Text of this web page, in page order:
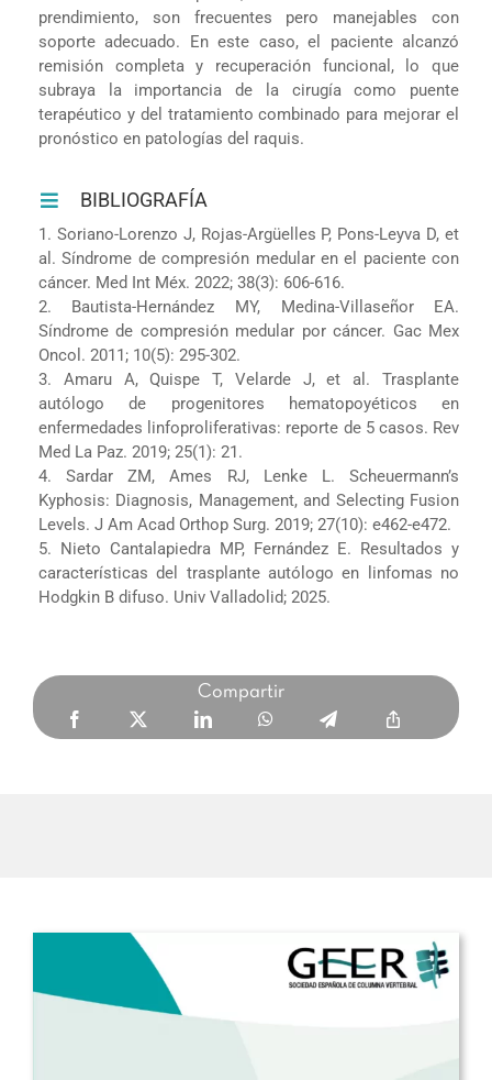
prendimiento, son frecuentes pero manejables con
soporte adecuado. En este caso, el paciente alcanzó
remisión completa y recuperación funcional, lo que
subraya la importancia de la cirugía como puente
terapéutico y del tratamiento combinado para mejorar el
pronóstico en patologías del raquis.
BIBLIOGRAFÍA
1. Soriano-Lorenzo J, Rojas-Argüelles P, Pons-Leyva D, et
al. Síndrome de compresión medular en el paciente con
cáncer. Med Int Méx. 2022; 38(3): 606-616.
2. Bautista-Hernández MY, Medina-Villaseñor EA.
Síndrome de compresión medular por cáncer. Gac Mex
Oncol. 2011; 10(5): 295-302.
3. Amaru A, Quispe T, Velarde J, et al. Trasplante
autólogo de progenitores hematopoyéticos en
enfermedades linfoproliferativas: reporte de 5 casos. Rev
Med La Paz. 2019; 25(1): 21.
4. Sardar ZM, Ames RJ, Lenke L. Scheuermann’s
Kyphosis: Diagnosis, Management, and Selecting Fusion
Levels. J Am Acad Orthop Surg. 2019; 27(10): e462-e472.
5. Nieto Cantalapiedra MP, Fernández E. Resultados y
características del trasplante autólogo en linfomas no
Hodgkin B difuso. Univ Valladolid; 2025.
Compartir